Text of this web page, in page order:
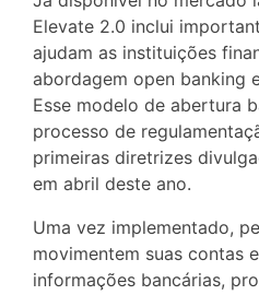
Elevate 2.0 inclui
ajudam as instituições
abordagem open banking
Esse modelo de abertura
processo de
primeiras diretrizes
em abril deste ano.
Uma vez implementado,
movimentem suas contas
informações bancárias,